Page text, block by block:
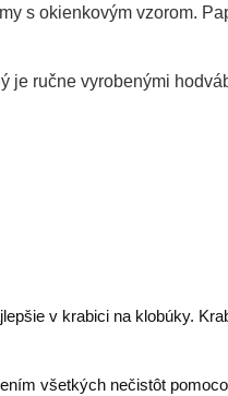
s okienkovým vzorom.
je ručne vyrobenými
v krabici na klobúky.
všetkých nečistôt